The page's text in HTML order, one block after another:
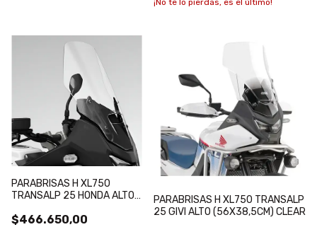
¡No te lo pierdas, es el último!
PARABRISAS H XL750
TRANSALP 25 HONDA ALTO
$466.650,00
PARABRISAS H XL750 TRANSALP
25 GIVI ALTO (56X38,5CM) CLEAR